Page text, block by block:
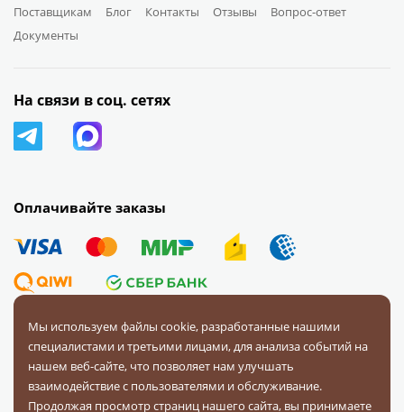
Поставщикам
Блог Контакты Отзывы
Вопрос-ответ
Документы
Оплачивайте заказы
На связи в соц. сетях
© 2008 — 2026 Первая Фурнитурная Компания.Все права
защищены.
Мы используем файлы cookie, разработанные нашими
специалистами и третьими лицами, для анализа событий на
нашем веб-сайте, что позволяет нам улучшать
взаимодействие с пользователями и обслуживание.
Продолжая просмотр страниц нашего сайта, вы принимаете